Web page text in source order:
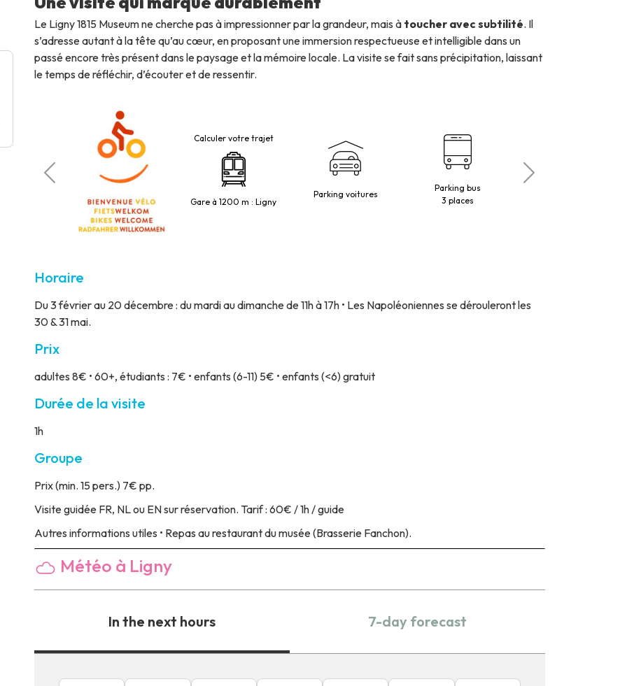
Le Ligny 1815 Museum ne cherche pas à impressionner par la grandeur, mais à toucher avec subtilité. Il
s’adresse autant à la tête qu’au cœur, en proposant une immersion respectueuse et intelligible dans un
passé encore très présent dans le paysage et la mémoire locale. La visite se fait sans précipitation, laissant
le temps de réfléchir, d’écouter et de ressentir.
Calculer votre trajet
Gare à 1200 m : Ligny
Parking voitures
Parking bus
3 places
Horaire
Du 3 février au 20 décembre : du mardi au dimanche de 11h à 17h • Les Napoléoniennes se dérouleront les
30 & 31 mai.
Prix
adultes 8€ • 60+, étudiants : 7€ • enfants (6-11) 5€ • enfants (<6) gratuit
Durée de la visite
1h
Groupe
Prix(min. 15 pers.) 7€ pp.
Visite guidéeFR, NL ou EN sur réservation. Tarif : 60€ / 1h / guide
Autres informations utiles • Repas au restaurant du musée (Brasserie Fanchon).
Météo à Ligny
In the next hours 7-day forecast